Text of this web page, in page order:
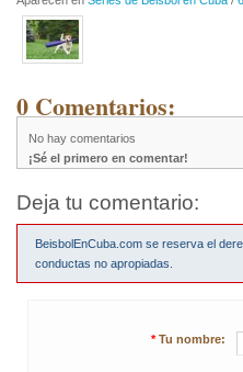
0 Comentarios:
No hay comentarios
¡Sé el primero en comentar!
Deja tu comentario:
BeisbolEnCuba.com se reserva el
conductas no apropiadas.
* Tu nombre: